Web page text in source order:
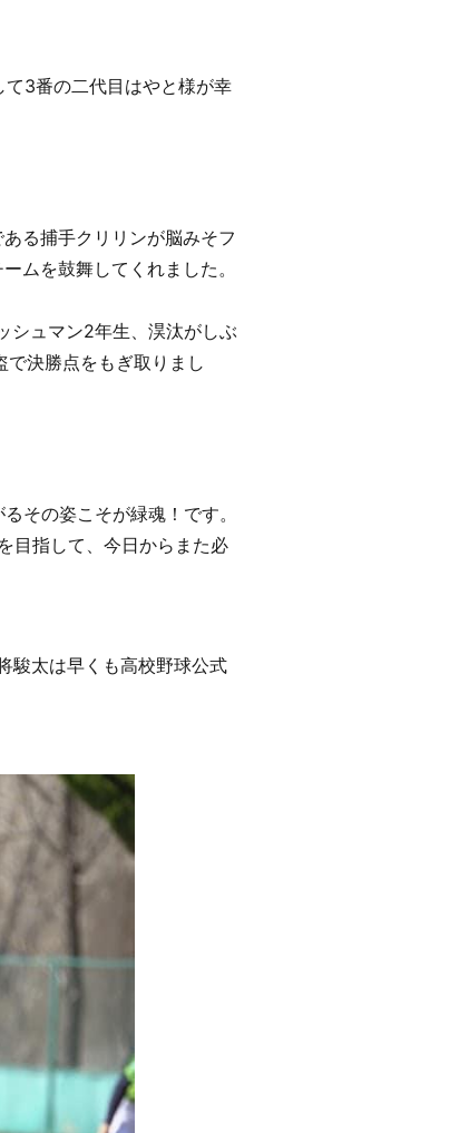
3番の二代目はやと様が幸
る捕手クリリンが脳みそフ
ムを鼓舞してくれました。
シュマン2年生、淏汰がしぶ
決勝点をもぎ取りまし
その姿こそが緑魂！です。
目指して、今日からまた必
駿太は早くも高校野球公式